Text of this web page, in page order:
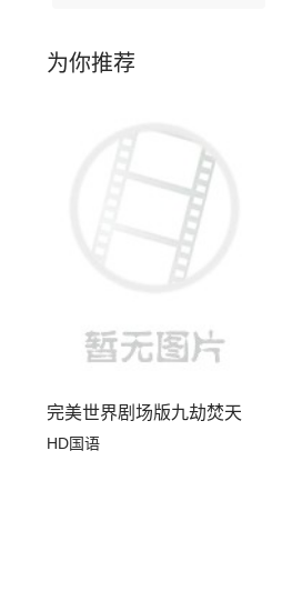
为你推荐
完美世界剧场版九劫焚天
HD国语